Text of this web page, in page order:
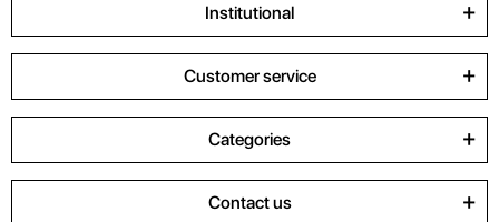
Institutional
Customer service
Categories
Contact us